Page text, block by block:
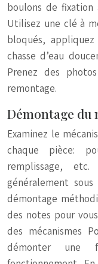
boulons de fixation
Utilisez une clé à
bloqués,
chasse d’eau
Prenez des
remontage.
Démontage du
Examinez le
chaque pièce:
remplissage,
généralement
démontage
des notes pour
des mécanismes
démonter une